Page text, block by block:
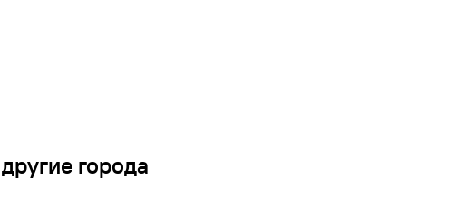
города